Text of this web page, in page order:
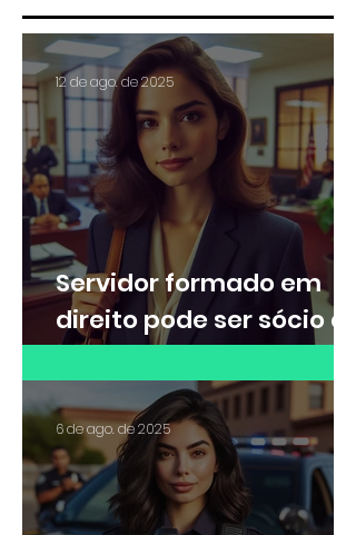
Servidor formado em
direito pode ser sócio de
escritório de advocacia?
12 de ago. de 2025
6 de ago. de 2025